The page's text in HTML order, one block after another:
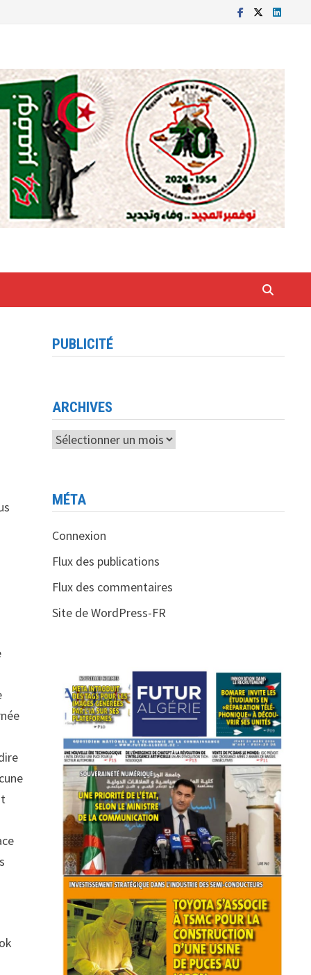
PUBLICITÉ
ARCHIVES
Archives
MÉTA
Connexion
Flux des publications
Flux des commentaires
Site de WordPress-FR